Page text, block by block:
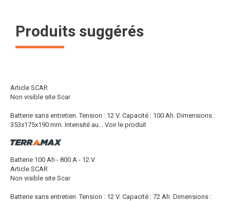
Produits suggérés
Article SCAR
Non visible site Scar
Batterie sans entretien. Tension : 12 V. Capacité : 100 Ah. Dimensions :
353x175x190 mm. Intensité au...
Voir le produit
Batterie 100 Ah - 800 A - 12 V
Article SCAR
Non visible site Scar
Batterie sans entretien. Tension : 12 V. Capacité : 72 Ah. Dimensions :